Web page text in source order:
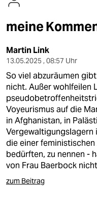
kultur
sport
berlin
nord
wahrheit
verlag
verlag
meine
Martin Link
13.05.2025 , 08:57 Uhr
So viel abzuräumen
nicht. Außer wohlfeilen
Voyeurismus auf die
in Afghanistan, in
Vergewaltigungslagern
die einer
bedürften, zu nennen -
von Frau Baerbock
zum Beitrag